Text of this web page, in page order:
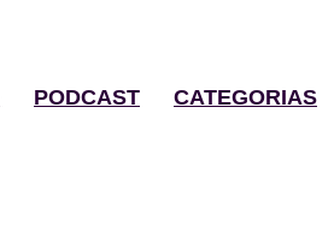
PODCAST CATEGORIAS